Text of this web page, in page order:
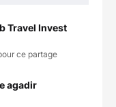
ce partage
agadir